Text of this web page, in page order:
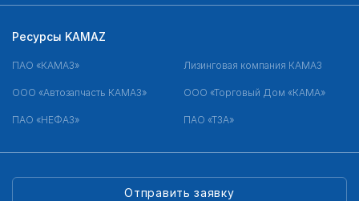
Отправить заявку
Ресурсы KAMAZ
ПАО «КАМАЗ» Лизинговая компания КАМАЗ
ООО «Автозапчасть КАМАЗ» ООО «Торговый Дом «КАМА»
ПАО «НЕФАЗ» ПАО «ТЗА»